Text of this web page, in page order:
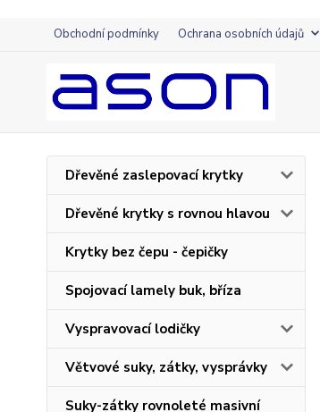
Obchodní podmínky Ochrana osobních údajů
Dřevěné zaslepovací krytky
Dřevěné krytky s rovnou hlavou
Krytky bez čepu - čepičky
Spojovací lamely buk, bříza
Vyspravovací lodičky
Větvové suky, zátky, vysprávky
Suky-zátky rovnoleté masivní